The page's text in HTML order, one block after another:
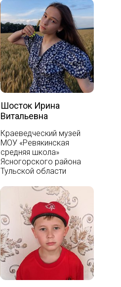
Шосток Ирина
Витальевна
Краеведческий музей
МОУ «Ревякинская
средняя школа»
Ясногорского района
Тульской области